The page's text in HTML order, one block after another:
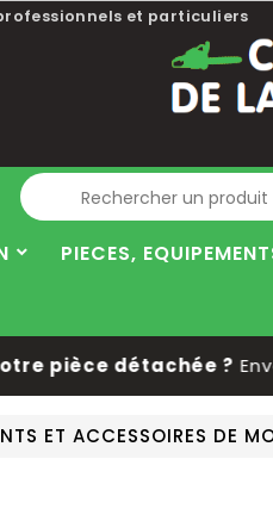
et particuliers
PIECES,
pièce détachée ?
ET ACCESSOIRES DE